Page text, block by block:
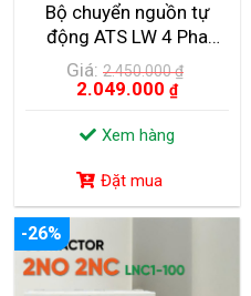
Bộ chuyển nguồn tự
động ATS LW 4 Pha
160A (4 Cực) – LWS1-
160GA/4P
Giá: 2.450.000₫
2.049.000₫
Xem hàng
Đặt mua
-26%